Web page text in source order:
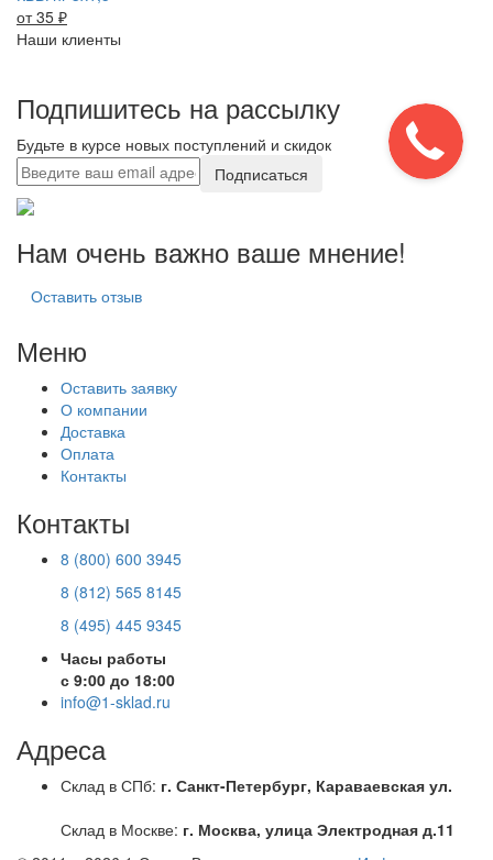
от 35 ₽
Наши клиенты
Подпишитесь на рассылку
Будьте в курсе новых поступлений и скидок
Подписаться
Нам очень важно ваше мнение!
Оставить отзыв
Меню
Оставить заявку
О компании
Доставка
Оплата
Контакты
Контакты
8 (800) 600 3945
8 (812) 565 8145
8 (495) 445 9345
Часы работы
с 9:00 до 18:00
info@1-sklad.ru
Адреса
Склад в СПб: г. Санкт-Петербург, Караваевская ул.
Склад в Москве: г. Москва, улица Электродная д.11